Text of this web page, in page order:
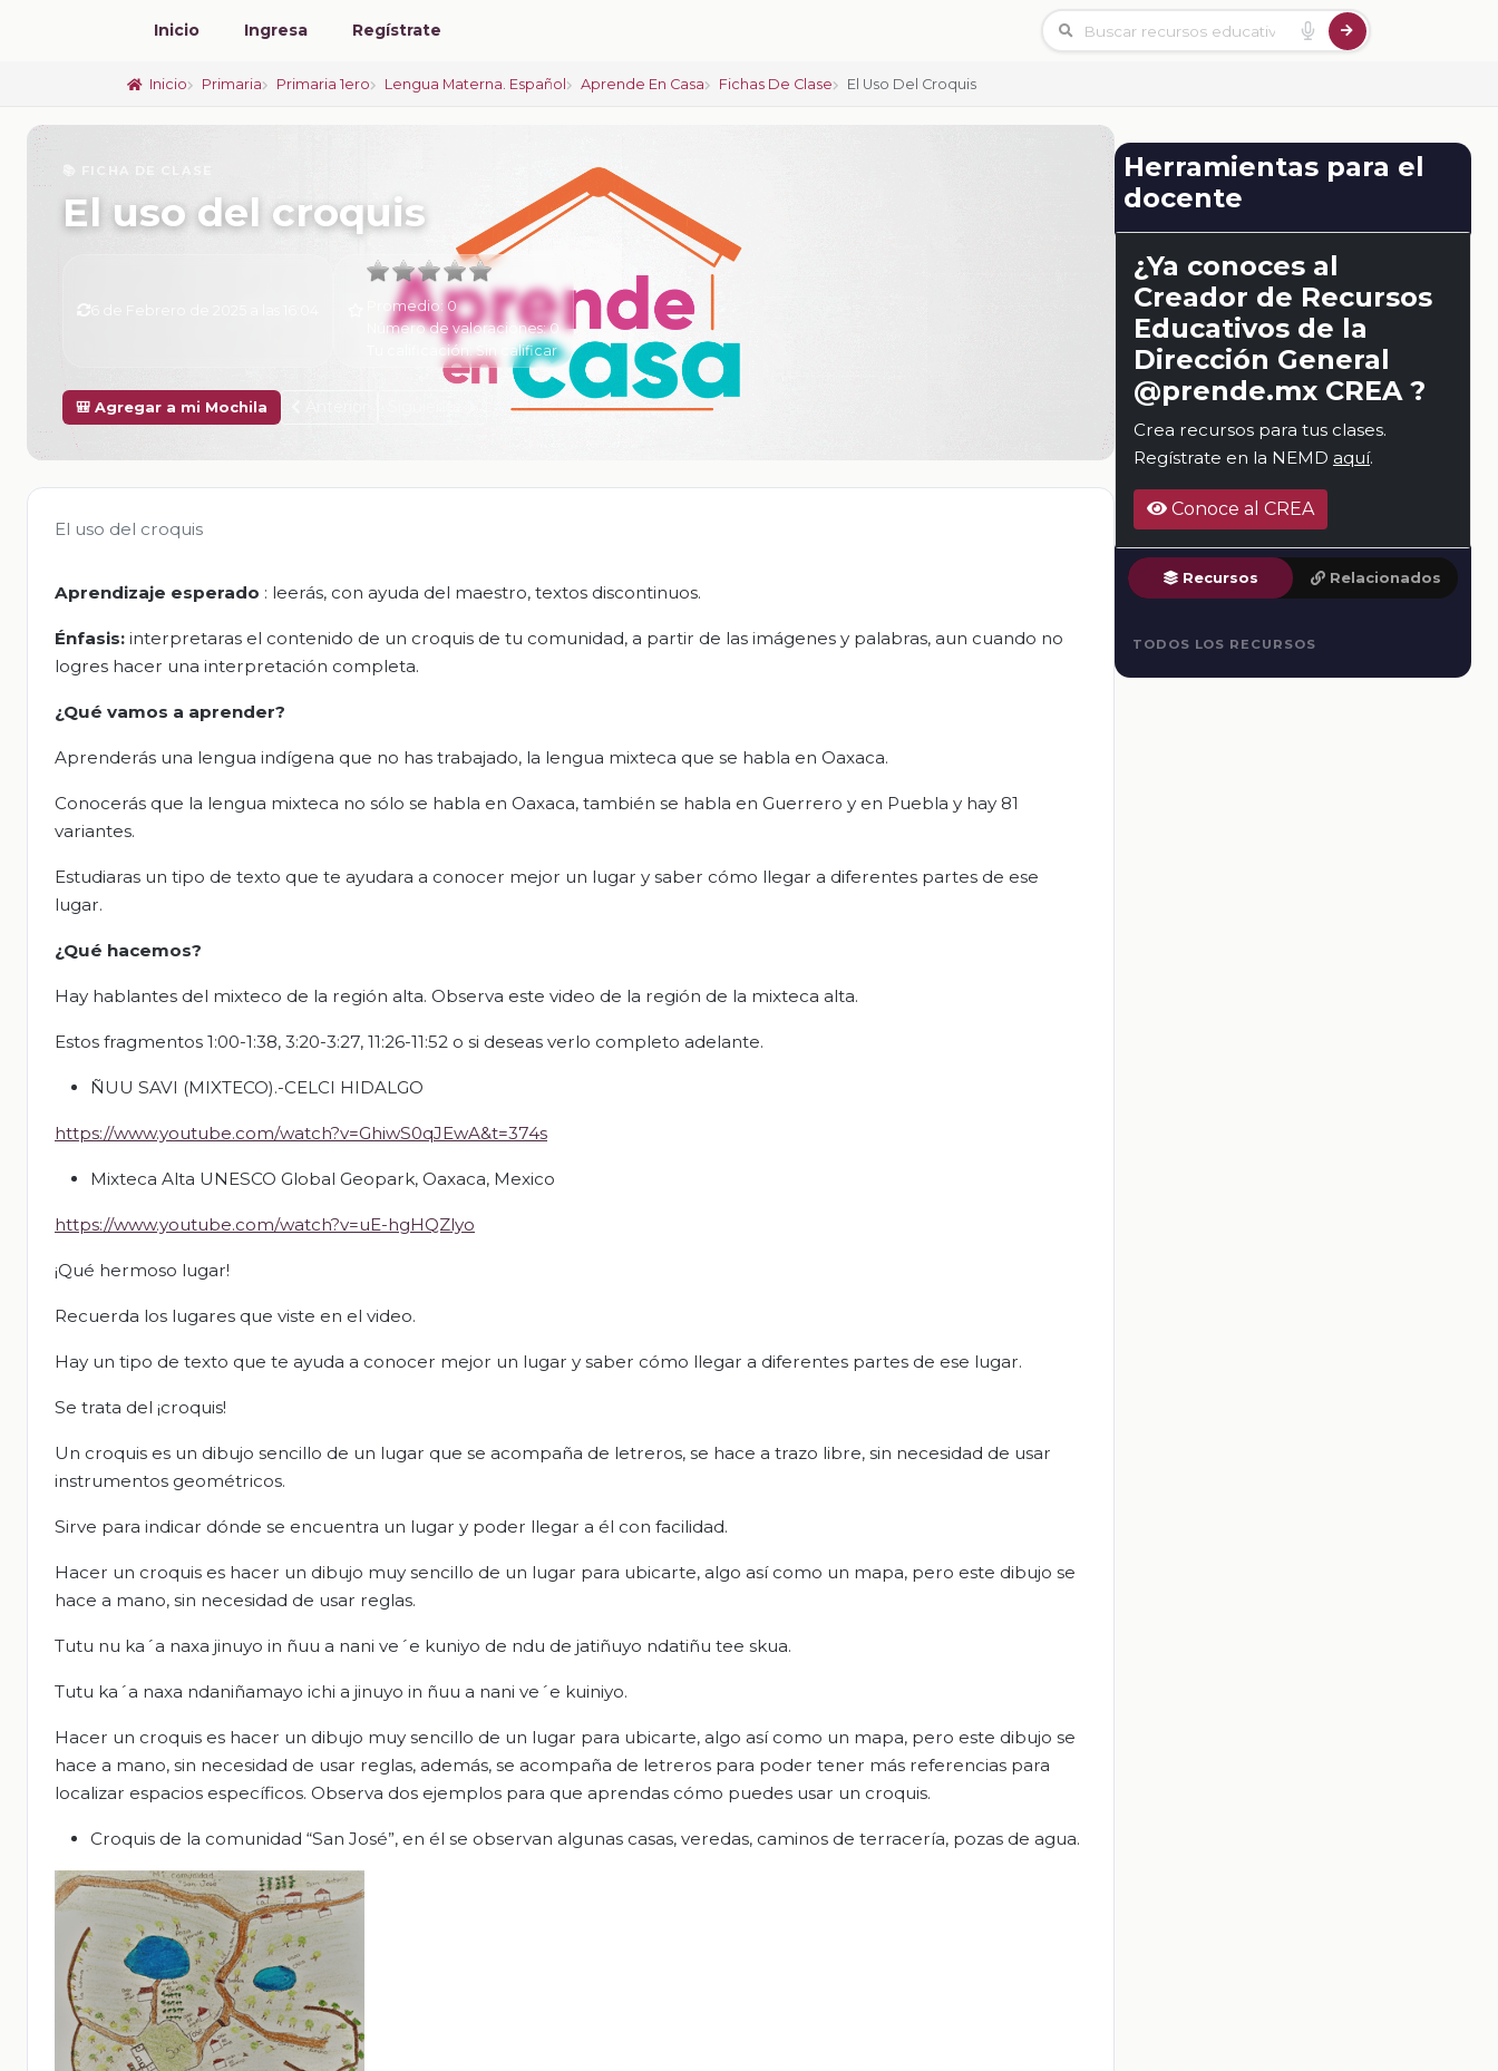
Inicio Ingresa Regístrate
Inicio Primaria Primaria 1ero Lengua Materna. Español Aprende En Casa Fichas De Clase El Uso Del Croquis
📚 FICHA DE CLASE
El uso del croquis
Promedio: 0
Número de valoraciones:0
Tu calificación:Sin calificar
🎒 Agregar a mi Mochila
El uso del croquis
Aprendizaje esperado : leerás, con ayuda del maestro, textos discontinuos.
Énfasis: interpretaras el contenido de un croquis de tu comunidad, a partir de las imágenes y palabras, aun cuando no
logres hacer una interpretación completa.
¿Qué vamos a aprender?
Aprenderás una lengua indígena que no has trabajado, la lengua mixteca que se habla en Oaxaca.
Conocerás que la lengua mixteca no sólo se habla en Oaxaca, también se habla en Guerrero y en Puebla y hay 81
variantes.
Estudiaras un tipo de texto que te ayudara a conocer mejor un lugar y saber cómo llegar a diferentes partes de ese
lugar.
¿Qué hacemos?
Hay hablantes del mixteco de la región alta. Observa este video de la región de la mixteca alta.
Estos fragmentos 1:00-1:38, 3:20-3:27, 11:26-11:52 o si deseas verlo completo adelante.
ÑUU SAVI (MIXTECO).-CELCI HIDALGO
https://www.youtube.com/watch?v=GhiwS0qJEwA&t=374s
Mixteca Alta UNESCO Global Geopark, Oaxaca, Mexico
https://www.youtube.com/watch?v=uE-hgHQZlyo
¡Qué hermoso lugar!
Recuerda los lugares que viste en el video.
Hay un tipo de texto que te ayuda a conocer mejor un lugar y saber cómo llegar a diferentes partes de ese lugar.
Se trata del ¡croquis!
Un croquis es un dibujo sencillo de un lugar que se acompaña de letreros, se hace a trazo libre, sin necesidad de usar
instrumentos geométricos.
Sirve para indicar dónde se encuentra un lugar y poder llegar a él con facilidad.
Hacer un croquis es hacer un dibujo muy sencillo de un lugar para ubicarte, algo así como un mapa, pero este dibujo se
hace a mano, sin necesidad de usar reglas.
Tutu nu ka´a naxa jinuyo in ñuu a nani ve´e kuniyo de ndu de jatiñuyo ndatiñu tee skua.
Tutu ka´a naxa ndaniñamayo ichi a jinuyo in ñuu a nani ve´e kuiniyo.
Hacer un croquis es hacer un dibujo muy sencillo de un lugar para ubicarte, algo así como un mapa, pero este dibujo se
hace a mano, sin necesidad de usar reglas, además, se acompaña de letreros para poder tener más referencias para
localizar espacios específicos. Observa dos ejemplos para que aprendas cómo puedes usar un croquis.
Croquis de la comunidad “San José”, en él se observan algunas casas, veredas, caminos de terracería, pozas de agua.
Herramientas para el
docente
¿Ya conoces al
Creador de Recursos
Educativos de la
Dirección General
@prende.mx CREA ?
Crea recursos para tus clases.
Regístrate en la NEMD aquí.
Conoce al CREA
Recursos Relacionados
TODOS LOS RECURSOS